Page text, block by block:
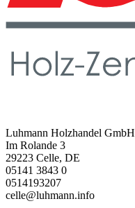
Luhmann Holzhandel GmbH
Im Rolande 3
29223 Celle, DE
05141 3843 0
0514193207
celle@luhmann.info